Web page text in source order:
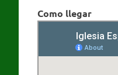
Como llegar